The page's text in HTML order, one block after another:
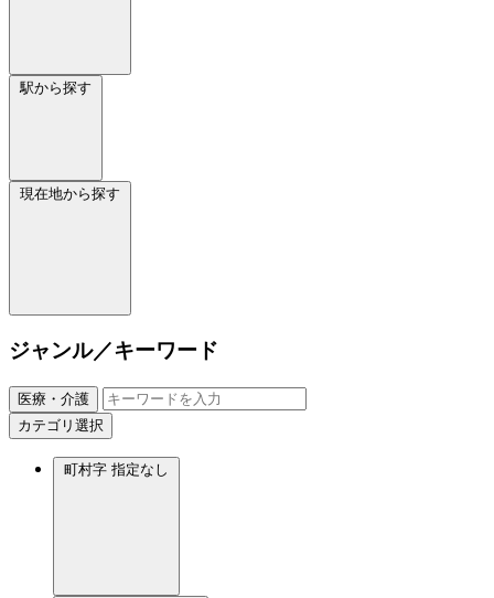
駅から探す
現在地から探す
ジャンル／キーワード
医療・介護
カテゴリ選択
町村字 指定なし